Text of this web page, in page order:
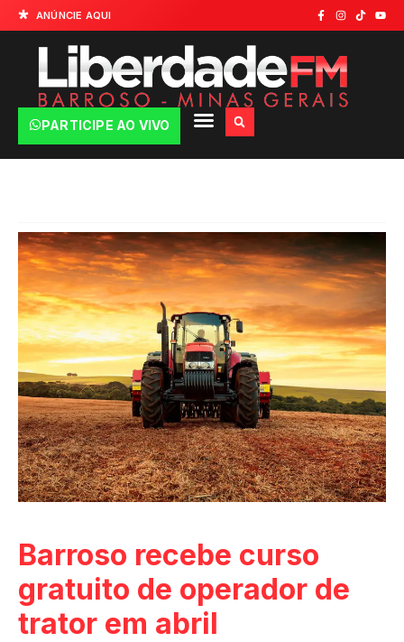
ANÚNCIE AQUI
PARTICIPE AO VIVO
Barroso recebe curso
gratuito de operador de
trator em abril